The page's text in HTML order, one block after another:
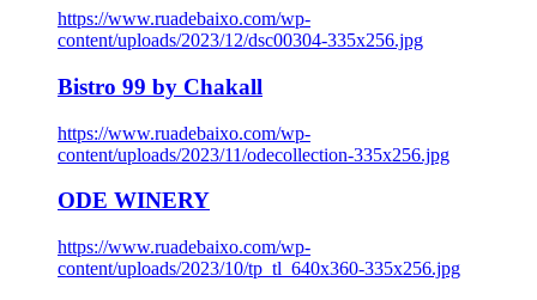
https://www.ruadebaixo.com/wp-
content/uploads/2023/12/dsc00304-335x256.jpg
Bistro 99 by Chakall
https://www.ruadebaixo.com/wp-
content/uploads/2023/11/odecollection-335x256.jpg
ODE WINERY
https://www.ruadebaixo.com/wp-
content/uploads/2023/10/tp_tl_640x360-335x256.jpg